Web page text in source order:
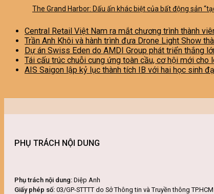
The Grand Harbor: Dấu ấn khác biệt của bất động sản
Central Retail Việt Nam ra mắt chương trình thành
Trần Anh Khôi và hành trình đưa Drone Light Show
Dự án Swiss Eden do AMDI Group phát triển thắng
Tái cấu trúc chuỗi cung ứng toàn cầu, cơ hội mới
AIS Saigon lập kỷ lục thành tích IB với hai học sinh
PHỤ TRÁCH NỘI DUNG
Phụ trách nội dung: Diệp Anh
Giấy phép số: 03/GP-STTTT do Sở Thông tin và Truyền thông